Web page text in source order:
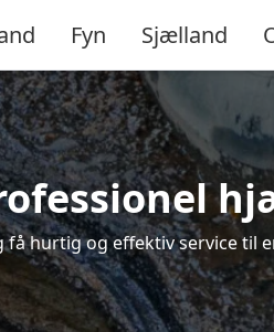
Fyn Sjælland
hurtig og effektiv service til